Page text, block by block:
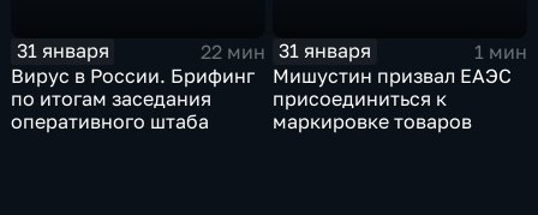
31 января
22 мин
Вирус в России. Брифинг
по итогам заседания
оперативного штаба
31 января
1 мин
Мишустин призвал ЕАЭС
присоединиться к
маркировке товаров